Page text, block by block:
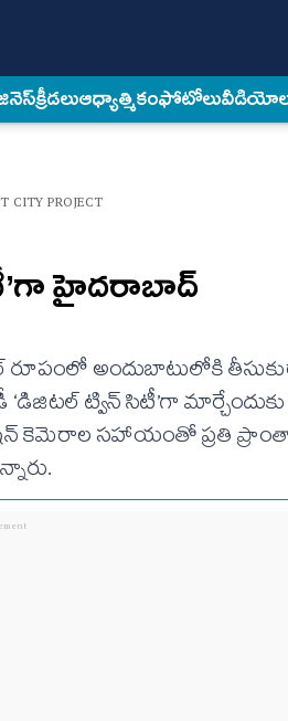
క్రీడలుఆధ్యాత్మికంఫోటోలు
CITY PROJECT
హైదరాబాద్
అందుబాటులోకి
‘డిజిటల్ ట్విన్ సిటీ’గా
కెమెరాల సహాయంతో ప్రతి